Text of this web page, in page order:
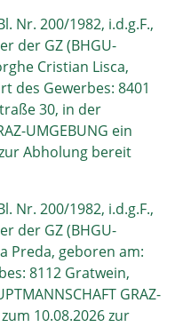
Nr. 200/1982, i.d.g.F.,
der GZ (BHGU-
Cristian Lisca,
des Gewerbes: 8401
30, in der
UMGEBUNG ein
Abholung bereit
Nr. 200/1982, i.d.g.F.,
der GZ (BHGU-
Preda, geboren am:
8112 Gratwein,
GRAZ-
10.08.2026 zur